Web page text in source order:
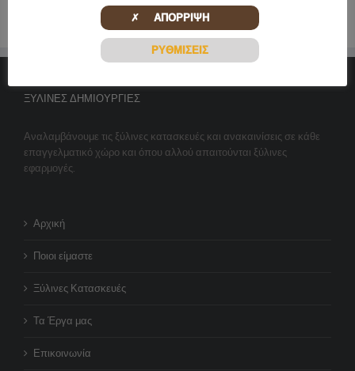
ΞΎΛΙΝΕΣ ΔΗΜΙΟΥΡΓΊΕΣ
Αναλαμβάνουμε τις ξύλινες κατασκευές και ανακαινίσεις σε κάθε
επαγγελματικό χώρο και όπου αλλού απαιτούνται ξύλινες
εφαρμογές.
Αρχική
Ποιοι είμαστε
Ξύλινες Κατασκευές
Τα Έργα μας
Επικοινωνία
ΡΥΘΜΙΣΕΙΣ
✗ ΑΠΟΡΡΙΨΗ